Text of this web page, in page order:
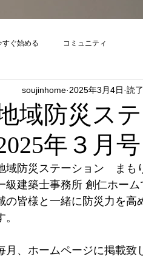
すぐ始める コミュニティ
域防災ス
年３月号
soujinhome 2025年3月4日 読
域防災ステーション　まも
級建築士事務所 創仁ホー
の皆様と一緒に防災力を高
。
月、ホームページに掲載致